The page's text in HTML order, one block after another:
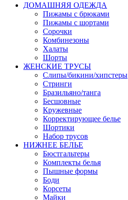
ДОМАШНЯЯ ОДЕЖДА
Пижамы с брюками
Пижамы с шортами
Сорочки
Комбинезоны
Халаты
Шорты
ЖЕНСКИЕ ТРУСЫ
Слипы/бикини/хипстеры
Стринги
Бразильяно/танга
Бесшовные
Кружевные
Корректирующее белье
Шортики
Набор трусов
НИЖНЕЕ БЕЛЬЕ
Бюстгальтеры
Комплекты белья
Пышные формы
Боди
Корсеты
Майки